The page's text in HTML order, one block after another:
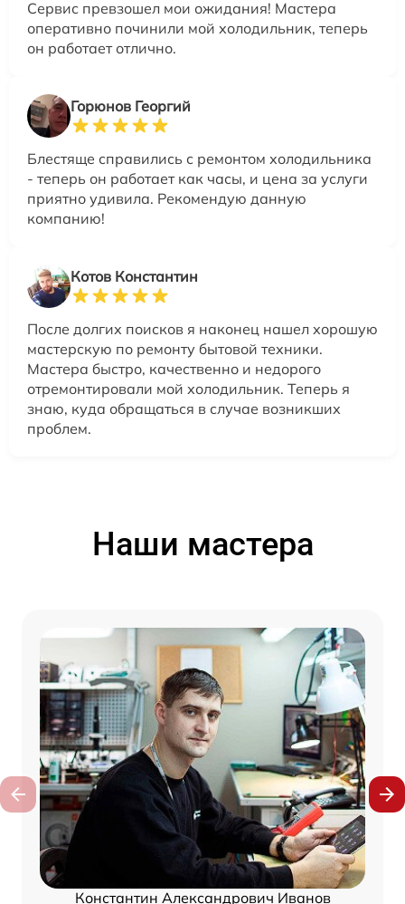
Сервис превзошел мои ожидания! Мастера
оперативно починили мой холодильник, теперь
он работает отлично.
Горюнов Георгий
Блестяще справились с ремонтом холодильника
- теперь он работает как часы, и цена за услуги
приятно удивила. Рекомендую данную
компанию!
Котов Константин
После долгих поисков я наконец нашел хорошую
мастерскую по ремонту бытовой техники.
Мастера быстро, качественно и недорого
отремонтировали мой холодильник. Теперь я
знаю, куда обращаться в случае возникших
проблем.
Наши мастера
Константин Александрович Иванов